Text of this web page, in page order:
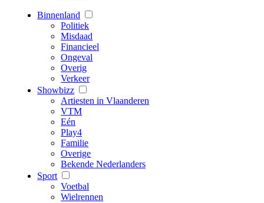
Binnenland
Politiek
Misdaad
Financieel
Ongeval
Overig
Verkeer
Showbizz
Artiesten in Vlaanderen
VTM
Eén
Play4
Familie
Overige
Bekende Nederlanders
Sport
Voetbal
Wielrennen